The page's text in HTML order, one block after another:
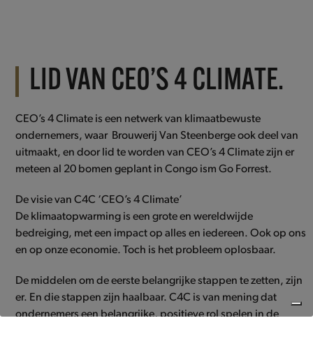
LID VAN CEO’S 4 CLIMATE.
CEO’s 4 Climate is een netwerk van klimaatbewuste
ondernemers, waar Brouwerij Van Steenberge ook deel van
uitmaakt, en door lid te worden van CEO’s 4 Climate zijn er
meteen al 20 bomen geplant in Congo ism Go Forrest.
De visie van C4C ‘CEO’s 4 Climate’
De klimaatopwarming is een grote en wereldwijde
bedreiging, met een impact op alles en iedereen. Ook op ons
en op onze economie. Toch is het probleem oplosbaar.
De middelen om de eerste belangrijke stappen te zetten, zijn
er. En die stappen zijn haalbaar. C4C is van mening dat
ondernemers een belangrijke, positieve rol spelen in de